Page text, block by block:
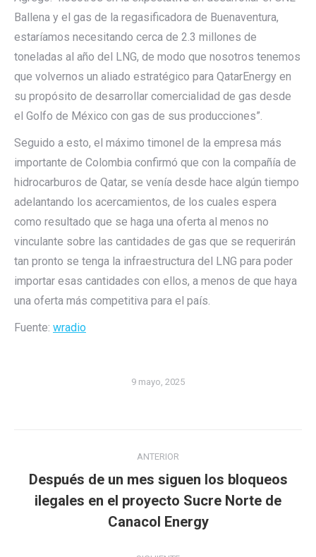
Ballena y el gas de la regasificadora de Buenaventura,
estaríamos necesitando cerca de 2.3 millones de
toneladas al año del LNG, de modo que nosotros tenemos
que volvernos un aliado estratégico para QatarEnergy en
su propósito de desarrollar comercialidad de gas desde
el Golfo de México con gas de sus producciones”.
Seguido a esto, el máximo timonel de la empresa más
importante de Colombia confirmó que con la compañía de
hidrocarburos de Qatar, se venía desde hace algún tiempo
adelantando los acercamientos, de los cuales espera
como resultado que se haga una oferta al menos no
vinculante sobre las cantidades de gas que se requerirán
tan pronto se tenga la infraestructura del LNG para poder
importar esas cantidades con ellos, a menos de que haya
una oferta más competitiva para el país.
Fuente: wradio
9 mayo, 2025
entre
publicaciones
ANTERIOR
Publicación
anterior:
Después de un mes siguen los bloqueos
ilegales en el proyecto Sucre Norte de
Canacol Energy